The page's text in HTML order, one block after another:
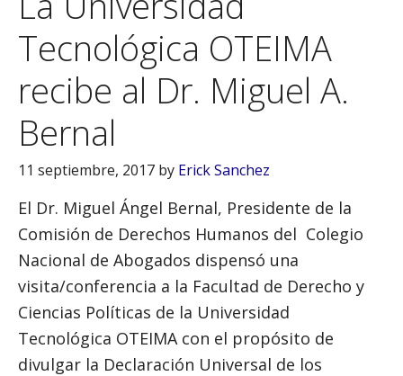
Tecnológica OTEIMA
recibe al Dr. Miguel A.
Bernal
11 septiembre, 2017 by Erick Sanchez
El Dr. Miguel Ángel Bernal, Presidente de la
Comisión de Derechos Humanos del Colegio
Nacional de Abogados dispensó una
visita/conferencia a la Facultad de Derecho y
Ciencias Políticas de la Universidad
Tecnológica OTEIMA con el propósito de
divulgar la Declaración Universal de los